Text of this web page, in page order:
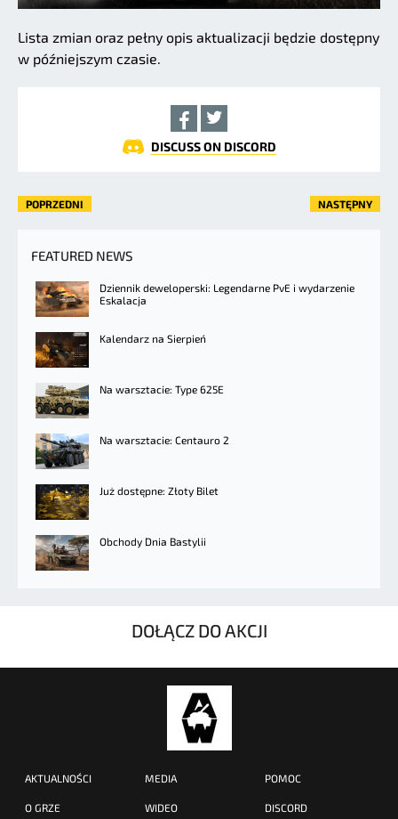
Lista zmian oraz pełny opis aktualizacji będzie dostępny
w późniejszym czasie.
DISCUSS ON DISCORD
POPRZEDNI NASTĘPNY
FEATURED NEWS
Dziennik deweloperski: Legendarne PvE i wydarzenie
Eskalacja
Kalendarz na Sierpień
Na warsztacie: Type 625E
Na warsztacie: Centauro 2
Już dostępne: Złoty Bilet
Obchody Dnia Bastylii
DOŁĄCZ DO AKCJI
AKTUALNOŚCI
O GRZE
MEDIA
WIDEO
POMOC
DISCORD